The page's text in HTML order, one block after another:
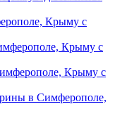
Крыму с
Крыму с
Крыму с
в Симферополе,